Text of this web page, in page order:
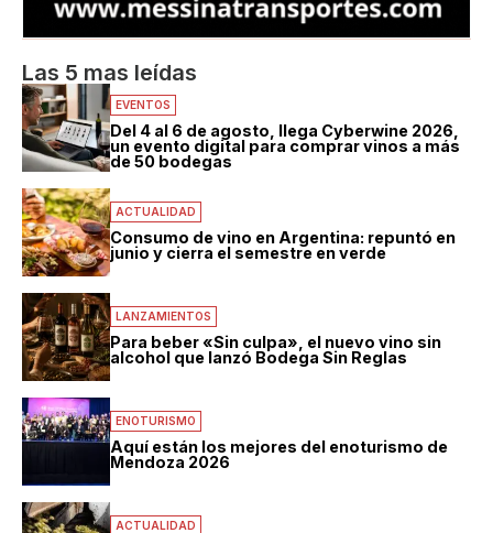
Las 5 mas leídas
EVENTOS
Del 4 al 6 de agosto, llega Cyberwine 2026,
un evento digital para comprar vinos a más
de 50 bodegas
ACTUALIDAD
Consumo de vino en Argentina: repuntó en
junio y cierra el semestre en verde
LANZAMIENTOS
Para beber «Sin culpa», el nuevo vino sin
alcohol que lanzó Bodega Sin Reglas
ENOTURISMO
Aquí están los mejores del enoturismo de
Mendoza 2026
ACTUALIDAD